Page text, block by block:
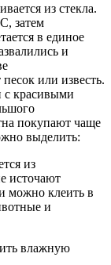
из стекла.
затем
в единое
и
или известь.
с красивыми
покупают чаще
выделить:
из
источают
можно клеить в
и
влажную